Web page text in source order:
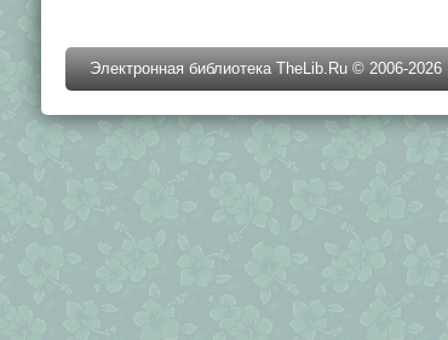
Электронная библиотека TheLib.Ru © 2006-2026 |